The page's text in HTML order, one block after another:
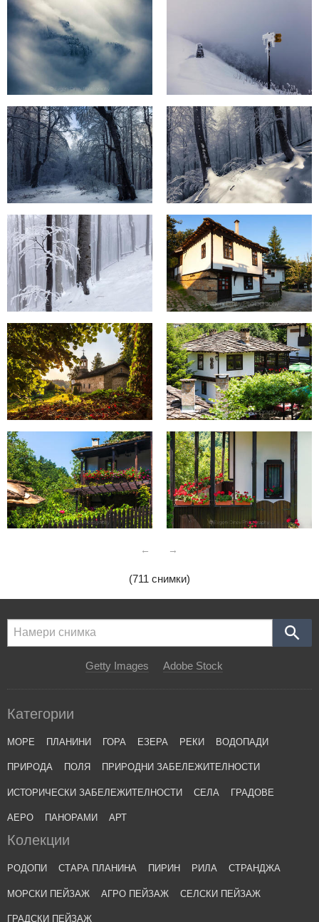
← →
(711 снимки)
Getty Images Adobe Stock
Категории
МОРЕ ПЛАНИНИ ГОРА ЕЗЕРА РЕКИ ВОДОПАДИ
ПРИРОДА ПОЛЯ ПРИРОДНИ ЗАБЕЛЕЖИТЕЛНОСТИ
ИСТОРИЧЕСКИ ЗАБЕЛЕЖИТЕЛНОСТИ СЕЛА ГРАДОВЕ
АЕРО ПАНОРАМИ АРТ
Колекции
РОДОПИ СТАРА ПЛАНИНА ПИРИН РИЛА СТРАНДЖА
МОРСКИ ПЕЙЗАЖ АГРО ПЕЙЗАЖ СЕЛСКИ ПЕЙЗАЖ
ГРАДСКИ ПЕЙЗАЖ